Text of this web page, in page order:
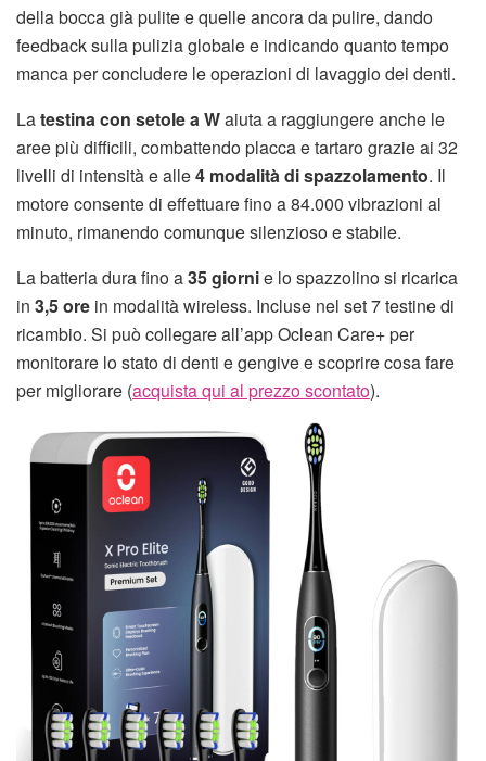
della bocca già pulite e quelle ancora da pulire, dando
feedback sulla pulizia globale e indicando quanto tempo
manca per concludere le operazioni di lavaggio dei denti.
Latestina con setole a Waiuta a raggiungere anche le
aree più difficili, combattendo placca e tartaro grazie ai 32
livelli di intensità e alle4 modalità di spazzolamento. Il
motore consente di effettuare fino a 84.000 vibrazioni al
minuto, rimanendo comunque silenzioso e stabile.
La batteria dura fino a35 giornie lo spazzolino si ricarica
in 3,5 ore in modalità wireless. Incluse nel set 7 testine di
ricambio. Si può collegare all’app Oclean Care+ per
monitorare lo stato di denti e gengive e scoprire cosa fare
per migliorare (acquista qui al prezzo scontato).